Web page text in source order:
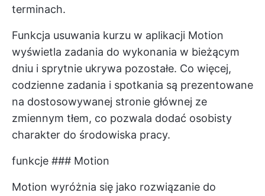
terminach.
Funkcja usuwania kurzu w aplikacji Motion
wyświetla zadania do wykonania w bieżącym
dniu i sprytnie ukrywa pozostałe. Co więcej,
codzienne zadania i spotkania są prezentowane
na dostosowywanej stronie głównej ze
zmiennym tłem, co pozwala dodać osobisty
charakter do środowiska pracy.
funkcje ### Motion
Motion wyróżnia się jako rozwiązanie do